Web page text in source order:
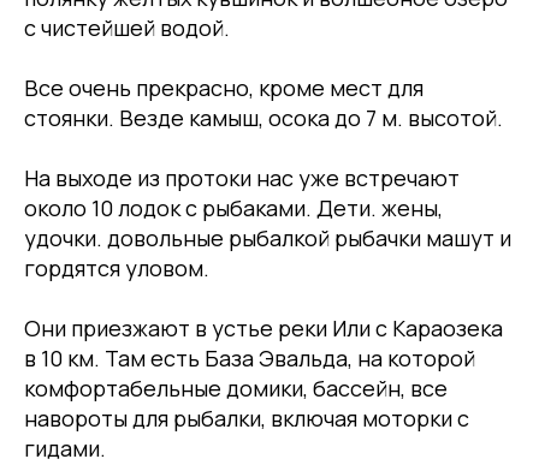
с чистейшей водой.
Все очень прекрасно, кроме мест для
стоянки. Везде камыш, осока до 7 м. высотой.
На выходе из протоки нас уже встречают
около 10 лодок с рыбаками. Дети. жены,
удочки. довольные рыбалкой рыбачки машут и
гордятся уловом.
Они приезжают в устье реки Или с Караозека
в 10 км. Там есть База Эвальда, на которой
комфортабельные домики, бассейн, все
навороты для рыбалки, включая моторки с
гидами.